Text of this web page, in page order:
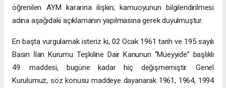
öğrenilen AYM kararına ilişkin; kamuoyunun bilgilendirilmesi
adına aşağıdaki açıklamanın yapılmasına gerek duyulmuştur.
En başta vurgulamak isteriz ki, 02 Ocak 1961 tarih ve 195 sayılı
Basın İlan Kurumu Teşkiline Dair Kanunun “Müeyyide” başlıklı
49. maddesi, bugüne kadar hiç değişmemiştir. Genel
Kurulumuz, söz konusu maddeye dayanarak 1961, 1964, 1994